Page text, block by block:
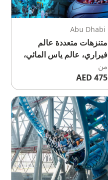
Abu Dhabi
متنزهات متعددة عالم
فيراري، عالم ياس المائي،
عالم وارنر بروس™، سي
وورلد أبوظبي
من
475 AED